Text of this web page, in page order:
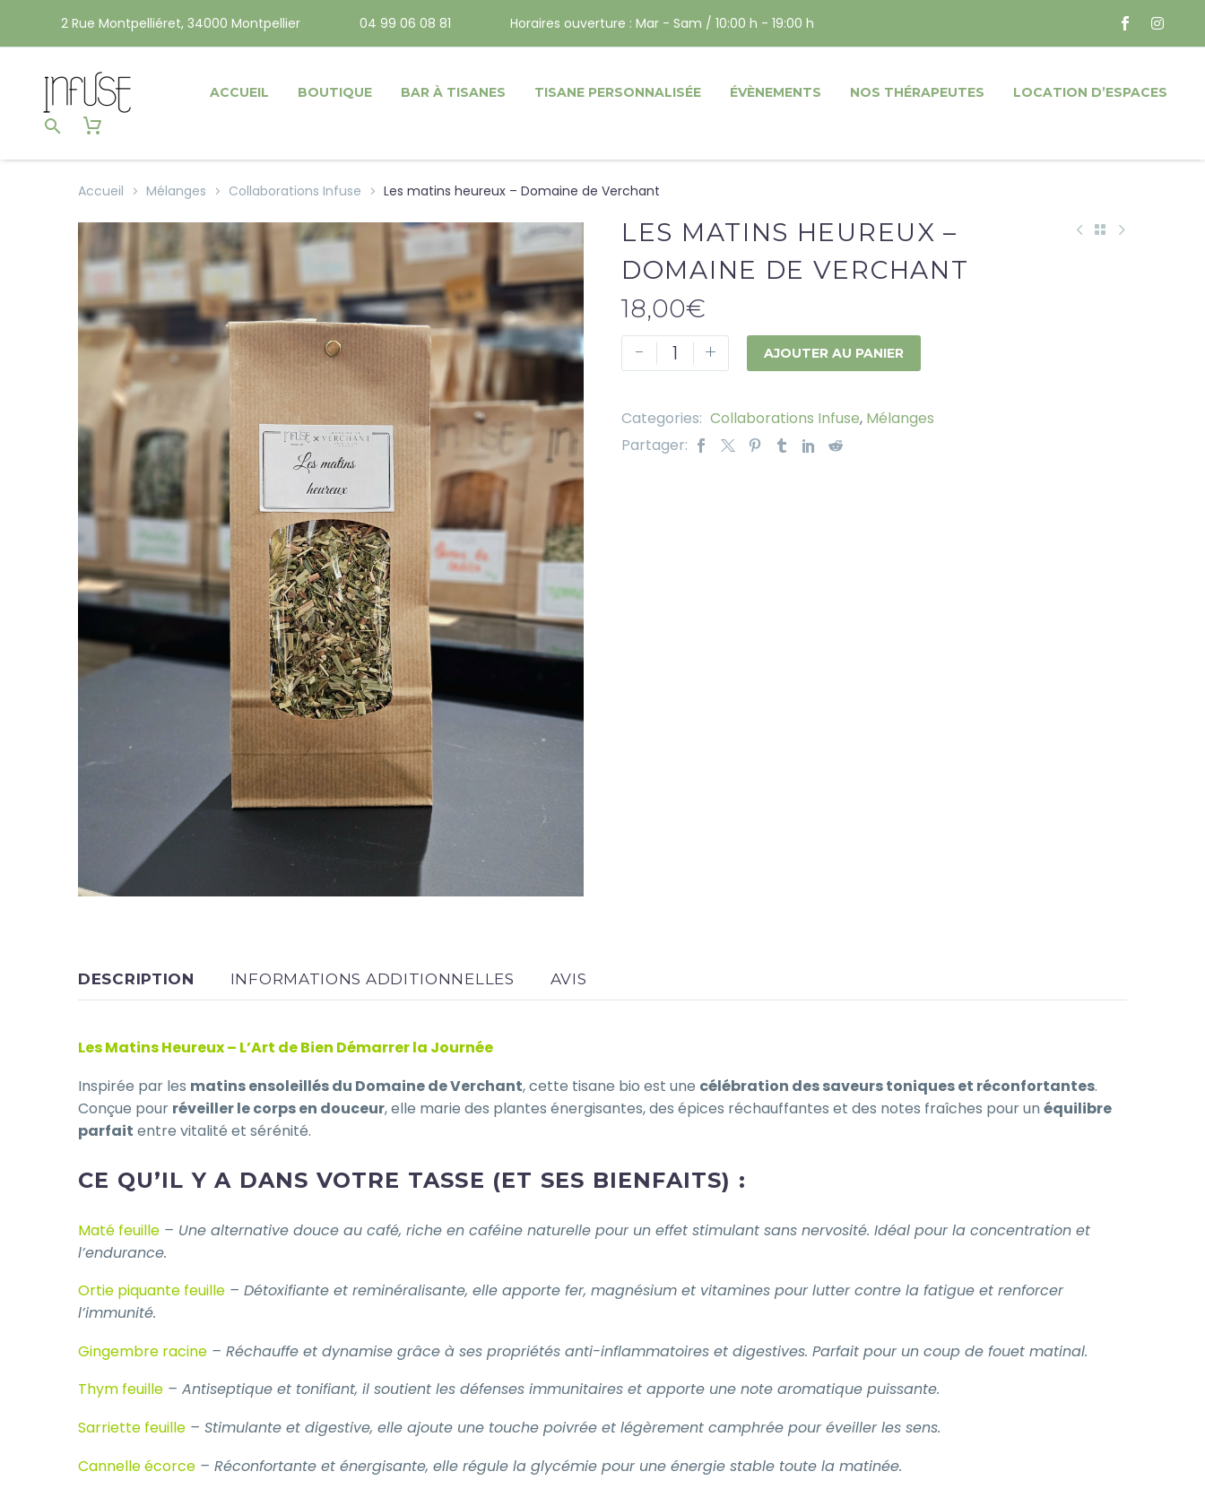
2 Rue Montpelliéret, 34000 Montpellier 04 99 06 08 81 Horaires ouverture : Mar - Sam / 10:00 h - 19:00 h
ACCUEIL BOUTIQUE BAR À TISANES TISANE PERSONNALISÉE ÉVÈNEMENTS NOS THÉRAPEUTES LOCATION D’ESPACES
Accueil Mélanges Collaborations Infuse Les matins heureux – Domaine de Verchant
LES MATINS HEUREUX –
DOMAINE DE VERCHANT
18,00€
- + AJOUTER AU PANIER
Categories: Collaborations Infuse, Mélanges
Partager:
DESCRIPTION INFORMATIONS ADDITIONNELLES AVIS
Les Matins Heureux – L’Art de Bien Démarrer la Journée
Inspirée par les matins ensoleillés du Domaine de Verchant, cette tisane bio est une célébration des saveurs toniques et réconfortantes.
Conçue pour réveiller le corps en douceur, elle marie des plantes énergisantes, des épices réchauffantes et des notes fraîches pour un équilibre
parfait entre vitalité et sérénité.
CE QU’IL Y A DANS VOTRE TASSE (ET SES BIENFAITS) :
Maté feuille – Une alternative douce au café, riche en caféine naturelle pour un effet stimulant sans nervosité. Idéal pour la concentration et
l’endurance.
Ortie piquante feuille – Détoxifiante et reminéralisante, elle apporte fer, magnésium et vitamines pour lutter contre la fatigue et renforcer
l’immunité.
Gingembre racine – Réchauffe et dynamise grâce à ses propriétés anti-inflammatoires et digestives. Parfait pour un coup de fouet matinal.
Thym feuille – Antiseptique et tonifiant, il soutient les défenses immunitaires et apporte une note aromatique puissante.
Sarriette feuille – Stimulante et digestive, elle ajoute une touche poivrée et légèrement camphrée pour éveiller les sens.
Cannelle écorce – Réconfortante et énergisante, elle régule la glycémie pour une énergie stable toute la matinée.